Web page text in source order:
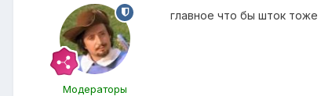
Модераторы
главное что бы шток